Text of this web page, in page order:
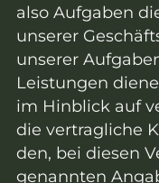
also Aufgaben
unserer
unserer
Leistungen
im Hinblick auf
die vertragliche
den, bei diesen
genannten